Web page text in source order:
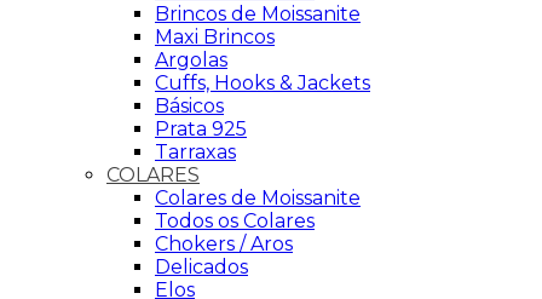
Brincos de Moissanite
Maxi Brincos
Argolas
Cuffs, Hooks & Jackets
Básicos
Prata 925
Tarraxas
COLARES
Colares de Moissanite
Todos os Colares
Chokers / Aros
Delicados
Elos